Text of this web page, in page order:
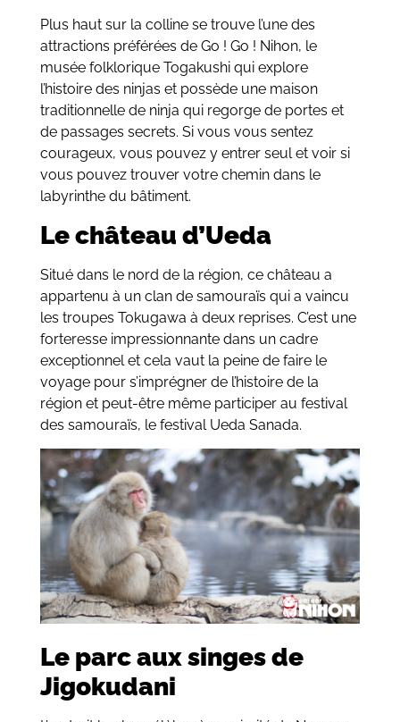
Plus haut sur la colline se trouve l’une des
attractions préférées de Go ! Go ! Nihon, le
musée folklorique Togakushi qui explore
l’histoire des ninjas et possède une maison
traditionnelle de ninja qui regorge de portes et
de passages secrets. Si vous vous sentez
courageux, vous pouvez y entrer seul et voir si
vous pouvez trouver votre chemin dans le
labyrinthe du bâtiment.
Le château d’Ueda
Situé dans le nord de la région, ce château a
appartenu à un clan de samouraïs qui a vaincu
les troupes Tokugawa à deux reprises. C’est une
forteresse impressionnante dans un cadre
exceptionnel et cela vaut la peine de faire le
voyage pour s’imprégner de l’histoire de la
région et peut-être même participer au festival
des samouraïs, le festival Ueda Sanada.
Le parc aux singes de
Jigokudani